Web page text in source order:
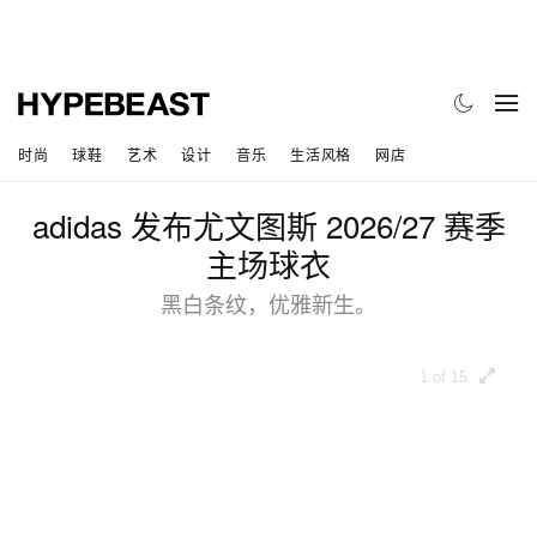
时尚 球鞋 艺术 设计 音乐 生活风格 网店
adidas 发布尤文图斯 2026/27 赛季
主场球衣
黑白条纹，优雅新生。
1 of 15